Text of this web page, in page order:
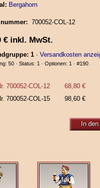
Bergahorn
700052‑COL‑12
€inkl. MwSt.
1· Versandkosten
50 · Status: 1 · Optionen: 1 · #190
700052‑COL‑12
68,80 €
700052‑COL‑15 98,60 €
In